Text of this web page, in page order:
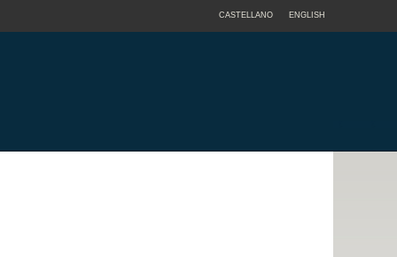
CASTELLANO ENGLISH